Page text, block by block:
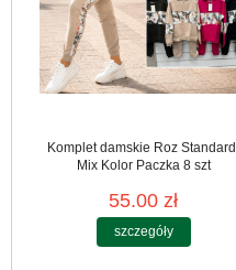
Komplet damskie Roz Standard,
Mix Kolor Paczka 8 szt
55.00 zł
szczegóły